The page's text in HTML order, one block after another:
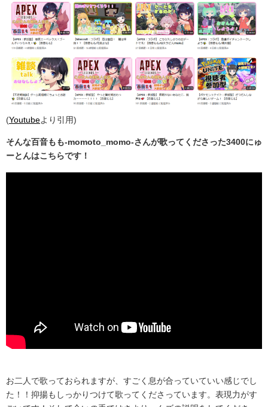
(Youtubeより引用)
そんな百音もも-momoto_momo-さんが歌ってくださった3400にゅ
ーとんはこちらです！
お二人で歌っておられますが、すごく息が合っていていい感じでし
た！！抑揚もしっかりつけて歌ってくださっています。表現力がす